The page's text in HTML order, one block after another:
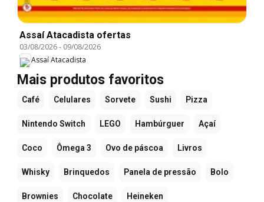
Assaí Atacadista ofertas
03/08/2026- 09/08/2026
Assaí Atacadista
Mais produtos favoritos
Café Celulares Sorvete Sushi Pizza
Nintendo Switch LEGO Hambúrguer Açaí
Coco Ômega 3 Ovo de páscoa Livros
Whisky Brinquedos Panela de pressão Bolo
Brownies Chocolate Heineken